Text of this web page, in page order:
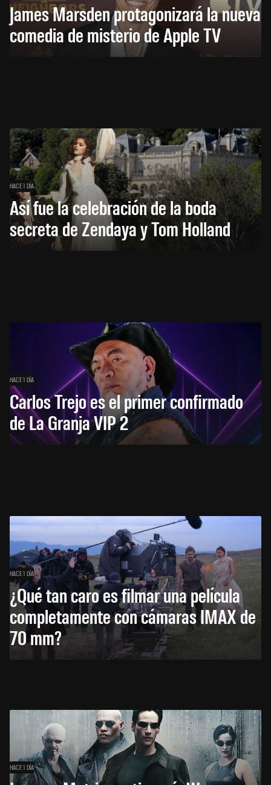
James Marsden protagonizará la nueva
comedia de misterio de Apple TV
HACE 1 DÍA
Así fue la celebración de la boda
secreta de Zendaya y Tom Holland
HACE 1 DÍA
Carlos Trejo es el primer confirmado
de La Granja VIP 2
HACE 1 DÍA
¿Qué tan caro es filmar una película
completamente con cámaras IMAX de
70 mm?
HACE 1 DÍA